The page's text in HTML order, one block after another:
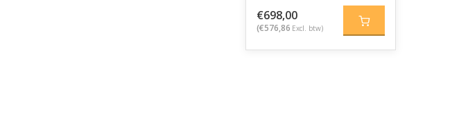
€698,00
(€576,86 Excl. btw)